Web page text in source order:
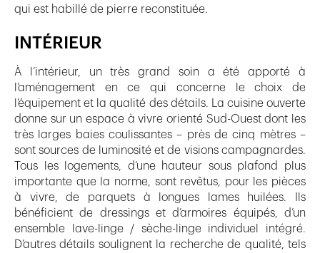
qui est habillé de pierre reconstituée.
INTÉRIEUR
À l’intérieur, un très grand soin a été apporté à
l’aménagement en ce qui concerne le choix de
l’équipement et la qualité des détails. La cuisine ouverte
donne sur un espace à vivre orienté Sud-Ouest dont les
très larges baies coulissantes – près de cinq mètres –
sont sources de luminosité et de visions campagnardes.
Tous les logements, d’une hauteur sous plafond plus
importante que la norme, sont revêtus, pour les pièces
à vivre, de parquets à longues lames huilées. Ils
bénéficient de dressings et d’armoires équipés, d’un
ensemble lave-linge / sèche-linge individuel intégré.
D’autres détails soulignent la recherche de qualité, tels